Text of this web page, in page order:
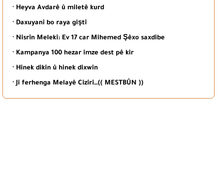
· Heyva Avdarê û miletê kurd
· Daxuyanî bo raya giştî
· Nisrîn Melekî: Ev 17 car Mihemed Şêxo saxdibe
· Kampanya 100 hezar imze dest pê kir
· Hinek dikin û hinek dixwin
· Ji ferhenga Melayê Cizîrî…(( MESTBÛN ))